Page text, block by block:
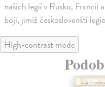
našich legií v Rusku, Francii
boji, jimiž českoslovenští
High-contrast mode